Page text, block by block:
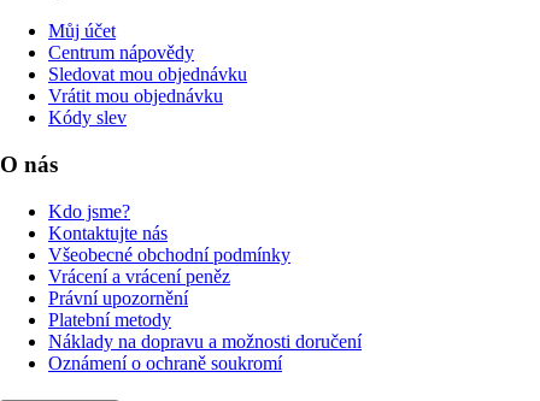
Můj účet
Centrum nápovědy
Sledovat mou objednávku
Vrátit mou objednávku
Kódy slev
O nás
Kdo jsme?
Kontaktujte nás
Všeobecné obchodní podmínky
Vrácení a vrácení peněz
Právní upozornění
Platební metody
Náklady na dopravu a možnosti doručení
Oznámení o ochraně soukromí